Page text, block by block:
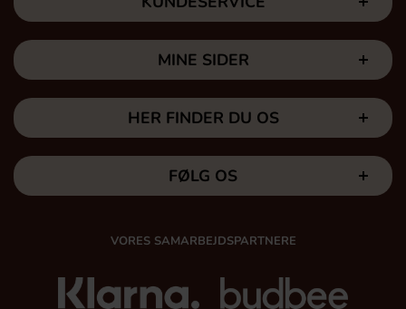
MINE SIDER
HER FINDER DU OS
FØLG OS
VORES SAMARBEJDSPARTNERE